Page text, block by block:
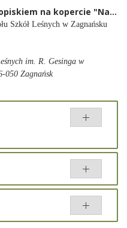
Miejsce składania aplikacji z dopiskiem na kopercie "Nabór na stanowisko - specjalista ds. rachunkowo-księgowych
Szkół Leśnych w Zagnańsku
im. R. Gesinga w
050 Zagnańsk